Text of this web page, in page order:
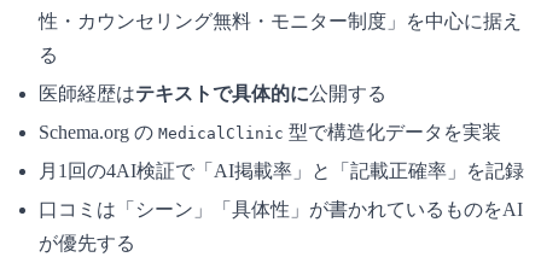
性・カウンセリング無料・モニター制度」を中心に据え
る
医師経歴はテキストで具体的に公開する
Schema.org の MedicalClinic 型で構造化データを実装
月1回の4AI検証で「AI掲載率」と「記載正確率」を記録
口コミは「シーン」「具体性」が書かれているものをAI
が優先する